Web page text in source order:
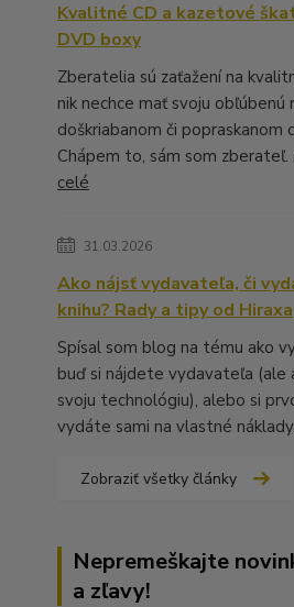
Kvalitné CD a kazetové
DVD boxy
Zberatelia sú zaťažení na
nik nechce mať svoju obľúbenú
doškriabanom či popraskanom
Chápem to, sám som zberateľ.
celé
31.03.2026
Ako nájsť vydavateľa, či
knihu? Rady a tipy od Hiraxa
Spísal som blog na tému ako
buď si nájdete vydavateľa (ale
svoju technológiu), alebo si
vydáte sami na vlastné
Zobraziť všetky články
Nepremeškajte
a zľavy!